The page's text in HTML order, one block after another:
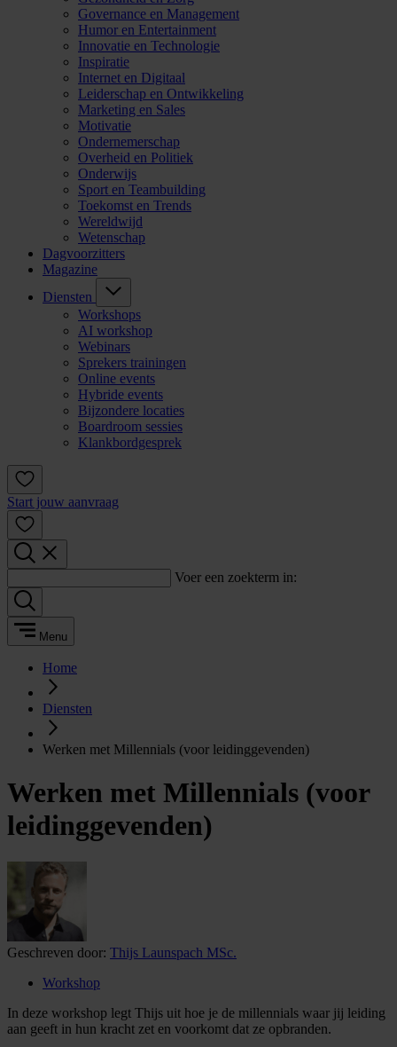
Governance en Management
Humor en Entertainment
Innovatie en Technologie
Inspiratie
Internet en Digitaal
Leiderschap en Ontwikkeling
Marketing en Sales
Motivatie
Ondernemerschap
Overheid en Politiek
Onderwijs
Sport en Teambuilding
Toekomst en Trends
Wereldwijd
Wetenschap
Dagvoorzitters
Magazine
Diensten
Workshops
AI workshop
Webinars
Sprekers trainingen
Online events
Hybride events
Bijzondere locaties
Boardroom sessies
Klankbordgesprek
Start jouw aanvraag
Voer een zoekterm in:
Menu
Home
Diensten
Werken met Millennials (voor leidinggevenden)
Werken met Millennials (voor
leidinggevenden)
Geschreven door: Thijs Launspach MSc.
Workshop
In deze workshop legt Thijs uit hoe je de millennials waar jij leiding
aan geeft in hun kracht zet en voorkomt dat ze opbranden.